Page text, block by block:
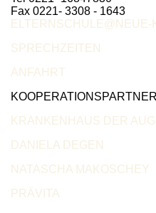
Fax 0221- 3308 - 1643
ELTERNSCHULE@NEUE-
SPRECHZEITEN
ANFAHRT
KOOPERATIONSPARTNER
KRANKENHAUS DER
DANIELA DEGEN
NATASCHA MAKOSCHEY
PRÄVITA